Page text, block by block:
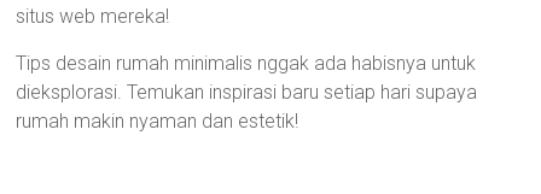
situs web mereka!
Tips desain rumah minimalis nggak ada habisnya untuk
dieksplorasi. Temukan inspirasi baru setiap hari supaya
rumah makin nyaman dan estetik!